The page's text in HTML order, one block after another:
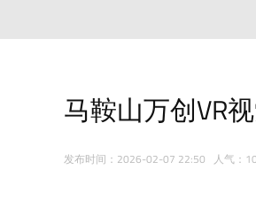
马鞍山万创VR
发布时间：2026-02-07 22:50 人气：